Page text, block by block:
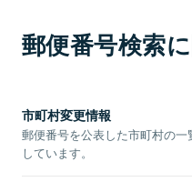
郵便番号検索
市町村変更情報
郵便番号を公表した市町村の
しています。